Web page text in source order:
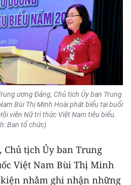
phía Bắc
ương Đảng, Chủ tịch Ủy ban Trung
Bùi Thị Minh Hoài phát biểu tại buổi
viên Nữ trí thức Việt Nam tiêu biểu.
Ban tổ chức)
tịch Ủy ban Trung
Việt Nam Bùi Thị Minh
nhằm ghi nhận những